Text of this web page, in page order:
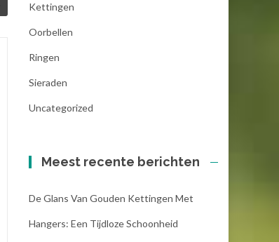
Praktische tips
geschenk is vaak een moeilijk
proces dat inspanning vergt,
gaat! Het kan bijzonder...
kettingen ,sieraden Lees verder
Kettingen
Oorbellen
Ringen
Sieraden
Uncategorized
Meest recente berichten
De Glans Van Gouden Kettingen Met
Hangers: Een Tijdloze Schoonheid